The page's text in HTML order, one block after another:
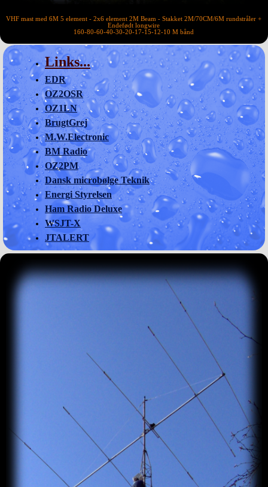
VHF mast med 6M 5 element - 2x6 element 2M Beam - Stakket 2M/70CM/6M rundstråler +
Endefødt longwire
160-80-60-40-30-20-17-15-12-10 M bånd
Links...
EDR
OZ2OSR
OZ1LN
BrugtGrej
M.W.Electronic
BM Radio
OZ2PM
Dansk microbølge Teknik
Energi Styrelsen
Ham Radio Deluxe
WSJT-X
JTALERT